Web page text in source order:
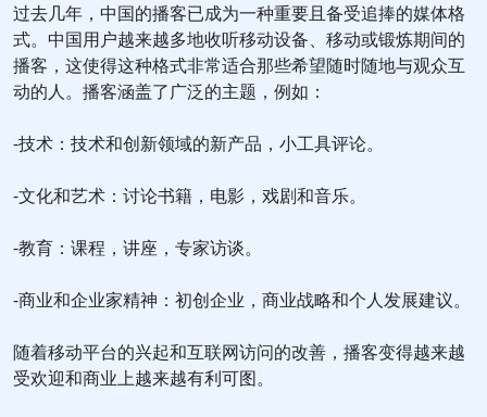
过去几年，中国的播客已成为一种重要且备受追捧的媒体格
式。中国用户越来越多地收听移动设备、移动或锻炼期间的
播客，这使得这种格式非常适合那些希望随时随地与观众互
动的人。播客涵盖了广泛的主题，例如：
-技术：技术和创新领域的新产品，小工具评论。
-文化和艺术：讨论书籍，电影，戏剧和音乐。
-教育：课程，讲座，专家访谈。
-商业和企业家精神：初创企业，商业战略和个人发展建议。
随着移动平台的兴起和互联网访问的改善，播客变得越来越
受欢迎和商业上越来越有利可图。